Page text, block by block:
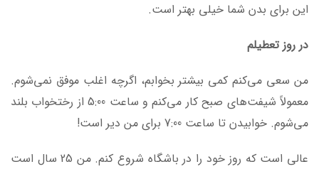
این برای بدن شما خیلی بهتر است.
در روز تعطیلم
من سعی می‌کنم کمی بیشتر بخوابم، اگرچه اغلب موفق نمی‌شوم.
معمولاً شیفت‌های صبح کار می‌کنم و ساعت 5:00 از رختخواب بلند
می‌شوم. خوابیدن تا ساعت 7:00 برای من دیر است!
عالی است که روز خود را در باشگاه شروع کنم. من 25 سال است